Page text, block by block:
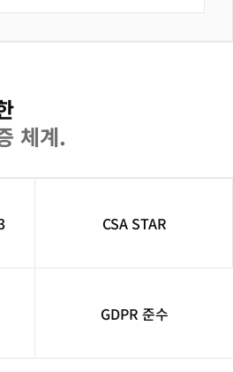
체계.
CSA STAR
GDPR 준수